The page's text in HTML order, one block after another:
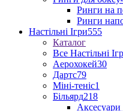
Ринги на
Ринги
Настільні Ігри555
Каталог
Все Настільні
Аерохокей30
Дартс79
Міні-теніс1
Більярд218
Аксесуари